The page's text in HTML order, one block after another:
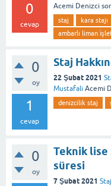
0
cevap
Acemi Denizci
staj kara stajı
ambarlı liman
0
oy
1
cevap
Staj
22 Şubat 2021
Mustafali Acemi
denizcilik staj
0
oy
Teknik lise
süresi
7 Şubat 2021